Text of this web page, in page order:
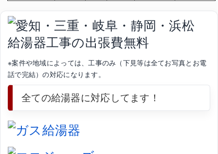
※案件や地域によっては、工事のみ（下見等は全てお写真とお電
話で完結）の対応になります。
全ての給湯器に対応してます！